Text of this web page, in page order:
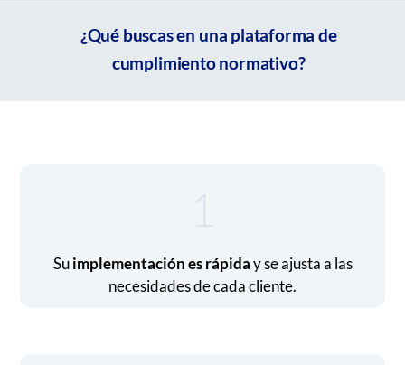
¿Qué buscas en una plataforma de
cumplimiento normativo?
1
Suimplementación es rápiday se ajusta a las
necesidades de cada cliente.